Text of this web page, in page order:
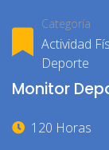
Categoría
Actividad
Deporte
Monitor
120 Horas